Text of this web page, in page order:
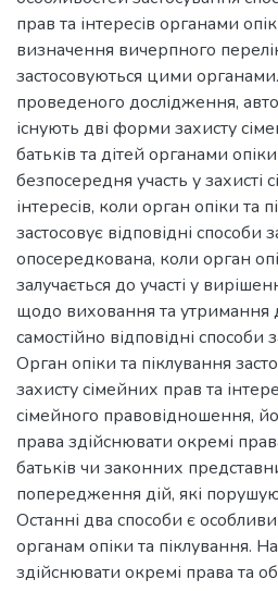
прав та інтересів органами
визначення вичерпного
застосовуються цими органами.
проведеного дослідження,
існують дві форми захисту
батьків та дітей органами
безпосередня участь у захисті
інтересів, коли орган опіки та
застосовує відповідні способи
опосередкована, коли орган
залучається до участі у
щодо виховання та утримання
самостійно відповідні способи
Орган опіки та піклування
захисту сімейних прав та
сімейного правовідношення,
права здійснювати окремі
батьків чи законних
попередження дій, які
Останні два способи є
органам опіки та піклування.
здійснювати окремі права та